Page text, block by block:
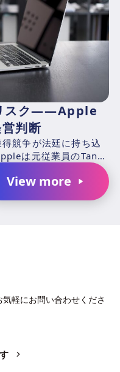
スク――Apple
判断
競争が法廷に持ち込
は元従業員のTang
View more
軽にお問い合わせくださ